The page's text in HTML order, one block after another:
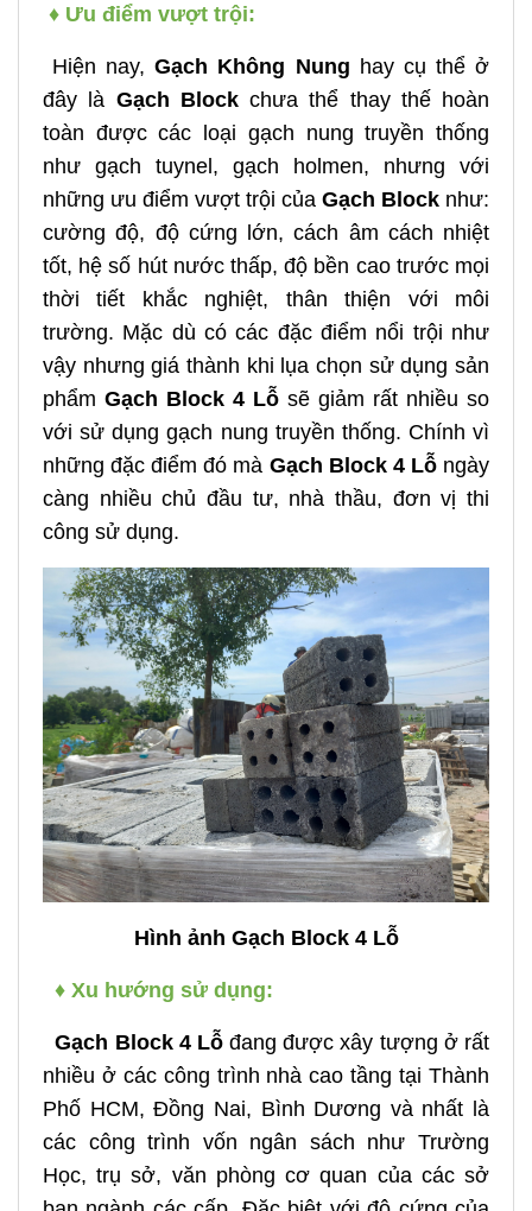
♦ Ưu điểm vượt trội:
Hiện nay,Gạch Không Nung hay cụ thể ở
đây là Gạch Blockchưa thể thay thế hoàn
toàn được các loại gạch nung truyền thống
như gạch tuynel, gạch holmen, nhưng với
những ưu điểm vượt trội của Gạch Block như:
cường độ, độ cứng lớn, cách âm cách nhiệt
tốt, hệ số hút nước thấp, độ bền cao trước mọi
thời tiết khắc nghiệt, thân thiện với môi
trường. Mặc dù có các đặc điểm nổi trội như
vậy nhưng giá thành khi lụa chọn sử dụng sản
phẩm Gạch Block 4 Lỗ sẽ giảm rất nhiều so
với sử dụng gạch nung truyền thống. Chính vì
những đặc điểm đó mà Gạch Block 4 Lỗ ngày
càng nhiều chủ đầu tư, nhà thầu, đơn vị thi
công sử dụng.
Hình ảnh Gạch Block 4 Lỗ
♦ Xu hướng sử dụng:
Gạch Block 4 Lỗđang được xây tượng ở rất
nhiều ở các công trình nhà cao tầng tại Thành
Phố HCM, Đồng Nai, Bình Dương và nhất là
các công trình vốn ngân sách như Trường
Học, trụ sở, văn phòng cơ quan của các sở